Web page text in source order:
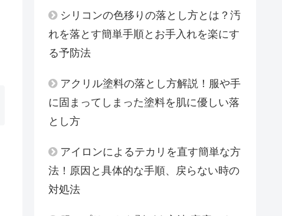
シリコンの色移りの落とし方とは？汚
れを落とす簡単手順とお手入れを楽にす
る予防法
アクリル塗料の落とし方解説！服や手
に固まってしまった塗料を肌に優しい落
とし方
アイロンによるテカリを直す簡単な方
法！原因と具体的な手順、戻らない時の
対処法